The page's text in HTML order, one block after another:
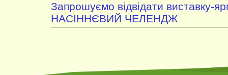
Запрошуємо відвідати виставку-
НАСІННЄВИЙ ЧЕЛЕНДЖ